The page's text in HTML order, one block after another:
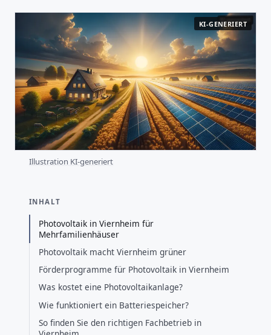
KI-GENERIERT
Illustration KI-generiert
INHALT
Photovoltaik in Viernheim für
Mehrfamilienhäuser
Photovoltaik macht Viernheim grüner
Förderprogramme für Photovoltaik in Viernheim
Was kostet eine Photovoltaikanlage?
Wie funktioniert ein Batteriespeicher?
So finden Sie den richtigen Fachbetrieb in